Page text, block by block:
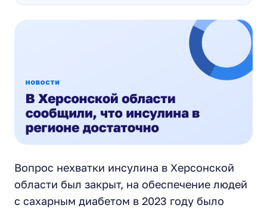
Вопрос нехватки инсулина в Херсонской
области был закрыт, на обеспечение людей
с сахарным диабетом в 2023 году было